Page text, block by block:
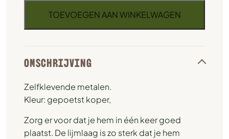
TOEVOEGEN AAN WINKELWAGEN
OMSCHRIJVING
Zelfklevende metalen.
Kleur: gepoetst koper,
Zorg er voor dat je hem in één keer goed
plaatst. De lijmlaag is zo sterk dat je hem